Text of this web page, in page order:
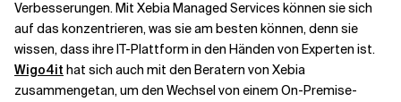
Verbesserungen. Mit Xebia Managed Services können sie sich
auf das konzentrieren, was sie am besten können, denn sie
wissen, dass ihre IT-Plattform in den Händen von Experten ist.
Wigo4it hat sich auch mit den Beratern von Xebia
zusammengetan, um den Wechsel von einem On-Premise-